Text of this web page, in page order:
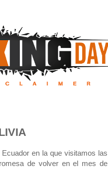
en la que visitamos las
de volver en el mes de